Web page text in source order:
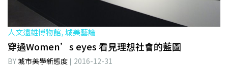
人文遠雄博物館, 城美藝論
穿過Women’s eyes 看見理想社會的藍圖
BY城市美學新態度
2016-12-31